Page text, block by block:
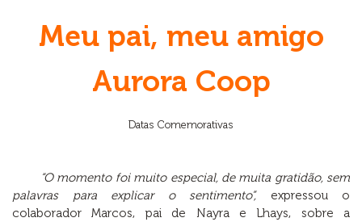
Meu pai, meu amigo
Aurora Coop
Datas Comemorativas
“O momento foi muito especial, de muita gratidão, sem
palavras para explicar o sentimento”, expressou o
colaborador Marcos, pai de Nayra e Lhays, sobre a